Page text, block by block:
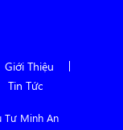
Giới Thiệu
Tin Tức
Tư Minh An